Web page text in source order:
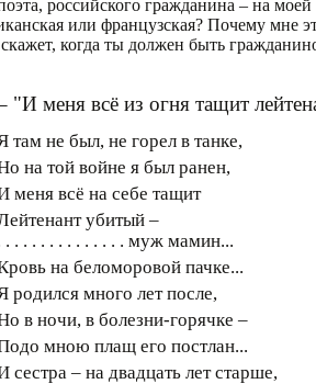
российского гражданина – на
или французская? Почему мне
когда ты должен быть
"И меня всё из огня тащит
там не был, не горел в танке,
на той войне я был ранен,
меня всё на себе тащит
убитый –
. . . . . . . . . . . . . . муж мамин...
на беломоровой пачке...
родился много лет после,
в ночи, в болезни-горячке –
мною плащ его постлан...
сестра – на двадцать лет старше,